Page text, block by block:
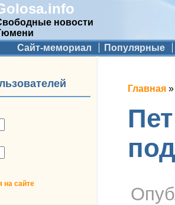
новости
меню
Сайт-мемориал Популярные
на сайте
Вы
Главная